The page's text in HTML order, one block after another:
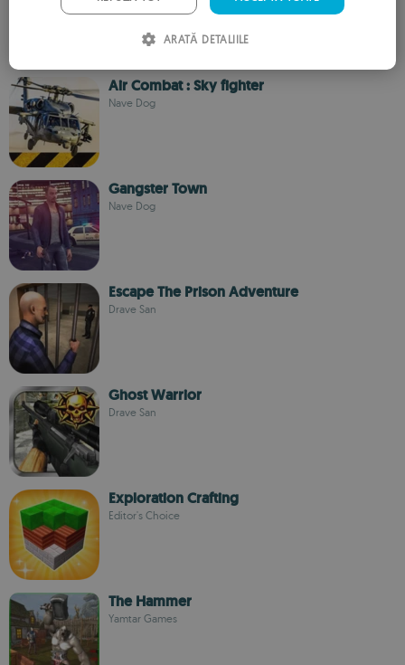
Air Combat : Sky fighter
Nave Dog
Gangster Town
Nave Dog
Escape The Prison Adventure
Drave San
Ghost Warrior
Drave San
Exploration Crafting
Editor's Choice
The Hammer
Yamtar Games
ITALIAN
ROMANIAN
ARATĂ DETALIILE